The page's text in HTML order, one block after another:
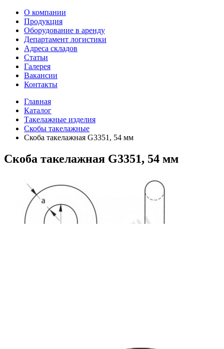
О компании
Продукция
Оборудование в аренду
Департамент логистики
Адреса складов
Статьи
Галерея
Вакансии
Контакты
Главная
Каталог
Такелажные изделия
Скобы такелажные
Скоба такелажная G3351, 54 мм
Скоба такелажная G3351, 54 мм